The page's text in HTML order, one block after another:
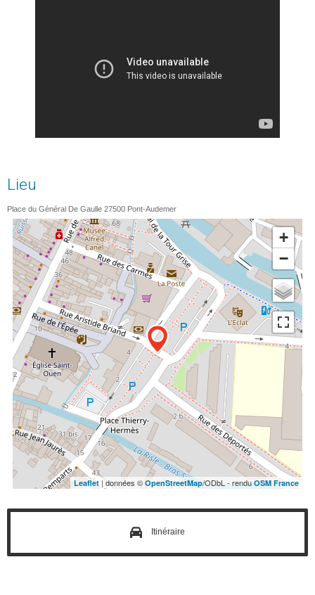
Lieu
Place du Général De Gaulle 27500 Pont-Audemer
+
−
Leaflet | données © OpenStreetMap/ODbL - rendu OSM France
Itinéraire